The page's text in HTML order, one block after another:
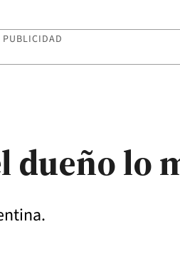
PUBLICIDAD
dueño lo